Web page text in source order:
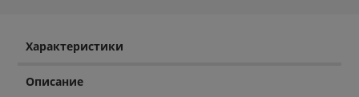
Характеристики
Описание